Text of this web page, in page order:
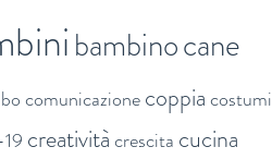
bambinocane
comunicazionecoppia costumi
creatività crescita cucina